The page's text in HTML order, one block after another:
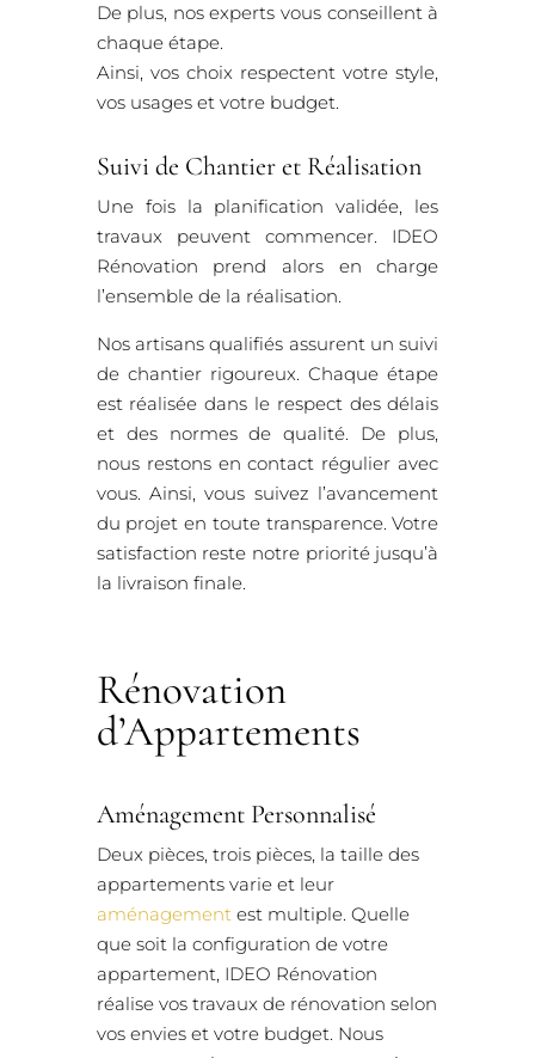
De plus, nos experts vous conseillent à
chaque étape.
Ainsi, vos choix respectent votre style,
vos usages et votre budget.
Suivi de Chantier et Réalisation
Une fois la planification validée, les
travaux peuvent commencer. IDEO
Rénovation prend alors en charge
l’ensemble de la réalisation.
Nos artisans qualifiés assurent un suivi
de chantier rigoureux. Chaque étape
est réalisée dans le respect des délais
et des normes de qualité. De plus,
nous restons en contact régulier avec
vous. Ainsi, vous suivez l’avancement
du projet en toute transparence. Votre
satisfaction reste notre priorité jusqu’à
la livraison finale.
Rénovation
d’Appartements
Aménagement Personnalisé
Deux pièces, trois pièces, la taille des
appartements varie et leur
aménagementest multiple. Quelle
que soit la configuration de votre
appartement, IDEO Rénovation
réalise vos travaux de rénovation selon
vos envies et votre budget. Nous